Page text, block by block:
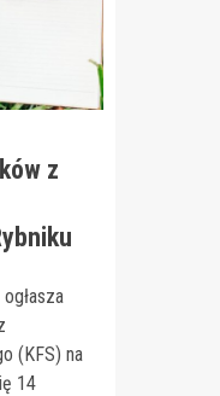
z
(KFS) na
14